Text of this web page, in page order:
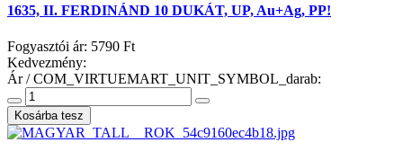
1635, II. FERDINÁND 10 DUKÁT, UP, Au+Ag, PP!
Fogyasztói ár: 5790 Ft
Kedvezmény:
Ár / COM_VIRTUEMART_UNIT_SYMBOL_darab: